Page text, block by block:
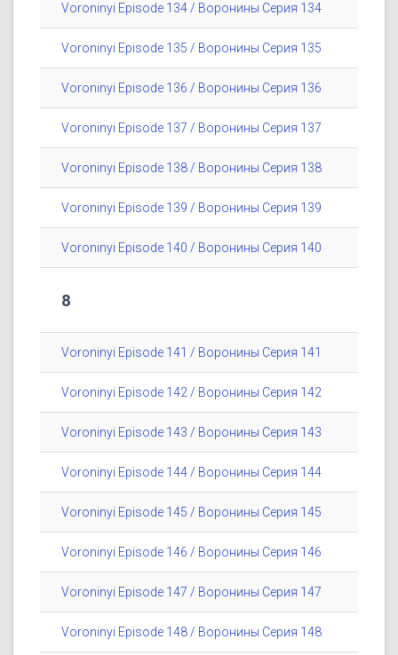
Voroninyi Episode 134 / Воронины Серия 134
Voroninyi Episode 135 / Воронины Серия 135
Voroninyi Episode 136 / Воронины Серия 136
Voroninyi Episode 137 / Воронины Серия 137
Voroninyi Episode 138 / Воронины Серия 138
Voroninyi Episode 139 / Воронины Серия 139
Voroninyi Episode 140 / Воронины Серия 140
8
Voroninyi Episode 141 / Воронины Серия 141
Voroninyi Episode 142 / Воронины Серия 142
Voroninyi Episode 143 / Воронины Серия 143
Voroninyi Episode 144 / Воронины Серия 144
Voroninyi Episode 145 / Воронины Серия 145
Voroninyi Episode 146 / Воронины Серия 146
Voroninyi Episode 147 / Воронины Серия 147
Voroninyi Episode 148 / Воронины Серия 148